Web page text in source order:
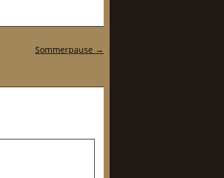
Sommerpause →